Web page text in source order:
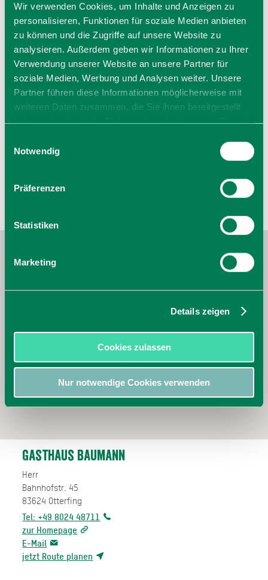
Wir verwenden Cookies, um Inhalte und Anzeigen zu
personalisieren, Funktionen für soziale Medien anbieten
zu können und die Zugriffe auf unsere Website zu
analysieren. Außerdem geben wir Informationen zu Ihrer
Verwendung unserer Website an unsere Partner für
soziale Medien, Werbung und Analysen weiter. Unsere
Partner führen diese Informationen möglicherweise mit
weiteren Daten zusammen, die Sie ihnen bereitgestellt
haben oder die sie im Rahmen Ihrer Nutzung der Dienste
Cookies, wenn Sie unsere Webseite weiterhin nutzen.
Notwendig
Präferenzen
Statistiken
Marketing
Details zeigen
Cookies zulassen
Nur notwendige Cookies verwenden
So
11:30 - 23:00 Uhr
11:30 - 23:00 Uhr
Allgemeiner Hinweis:
Bei den hier angegeben Öffnungszeiten handelt es sich
um die regulären Öffnungszeiten.
Kurzfristige Änderungen sowie Urlaubszeiten erfahren Sie
auf der Homepage des Anbieters (siehe Link) oder
Gasthaus Baumann
Herr
Bahnhofstr. 45
83624 Otterfing
Tel: +49 8024 48711
zur Homepage
E-Mail
jetzt Route planen